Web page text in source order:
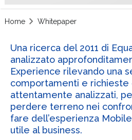
Home Whitepaper
Una ricerca del 2011 di
analizzato
Experience rilevando una
comportamenti e richieste
attentamente analizzati,
perdere terreno nei
fare dell’esperienza
utile al business.